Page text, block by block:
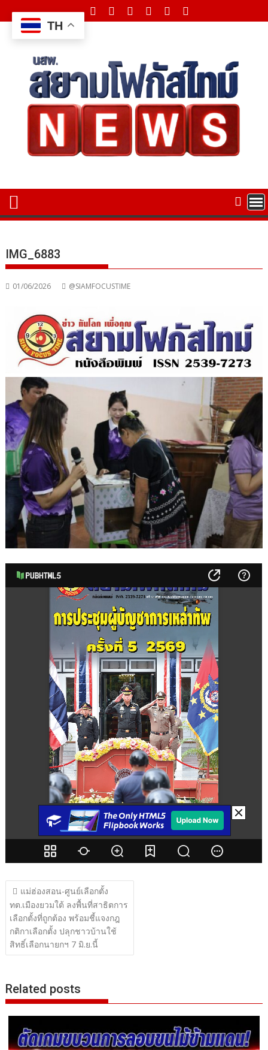
to
content
IMG_6883
01/06/2026 @SIAMFOCUSTIME
แนะแนว
เรื่อง
แม่ฮ่องสอน-ศูนย์เลือกตั้ง
ทต.เมืองยวมใต้ ลงพื้นที่สาธิตการ
เลือกตั้งที่ถูกต้อง พร้อมชี้แจงกฎ
กติกาเลือกตั้ง ปลุกชาวบ้านใช้
สิทธิ์เลือกนายกฯ 7 มิ.ย.นี้
Related posts
TH